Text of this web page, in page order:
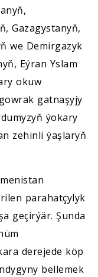
Gazagystanyň,
we Demirgazyk
Eýran Yslam
okuw
gatnaşyjy
ýokary
zehinli ýaşlaryň
parahatçylyk
geçirýär. Şunda
derejede köp
bellemek